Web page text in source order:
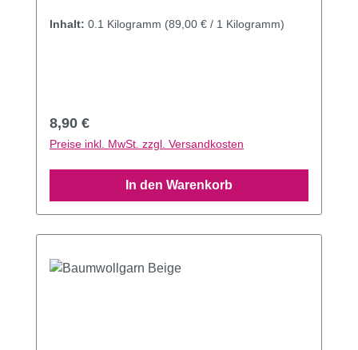
Inhalt: 0.1 Kilogramm (89,00 € / 1 Kilogramm)
Regulärer Preis:
8,90 €
Preise inkl. MwSt. zzgl. Versandkosten
In den Warenkorb